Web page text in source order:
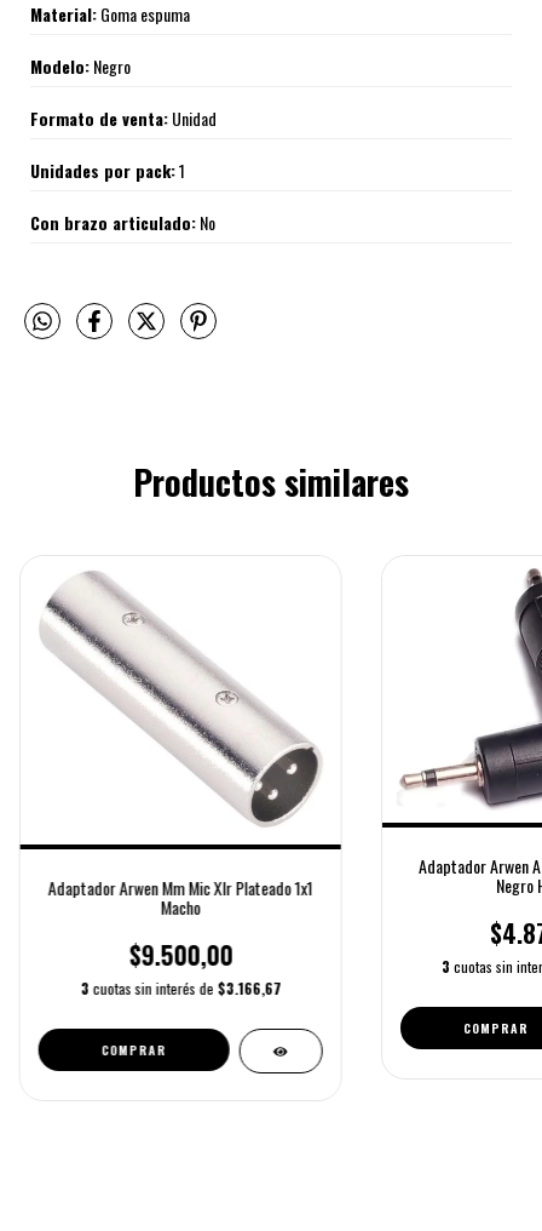
Material:Goma espuma
Modelo:Negro
Formato de venta:Unidad
Unidades por pack:1
Con brazo articulado:No
Productos similares
Adaptador Arwen Mm Mic Xlr Plateado 1x1
Macho
$9.500,00
3 cuotas sin interés de $3.166,67
Adaptador Arwen
Negro
3 cuotas sin